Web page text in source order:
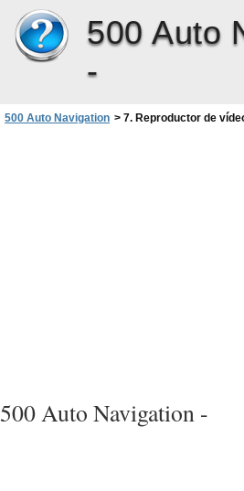
500 Auto
-
500 Auto Navigation > 7. Reproductor de
500 Auto Navigation -